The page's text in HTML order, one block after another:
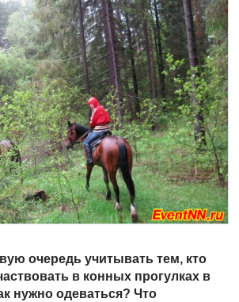
очередь учитывать тем, кто
в конных прогулках в
нужно одеваться? Что